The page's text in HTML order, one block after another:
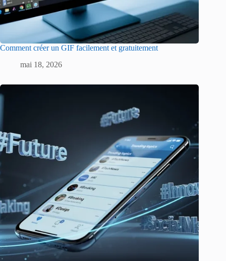
Comment créer un GIF facilement et gratuitement
mai 18, 2026